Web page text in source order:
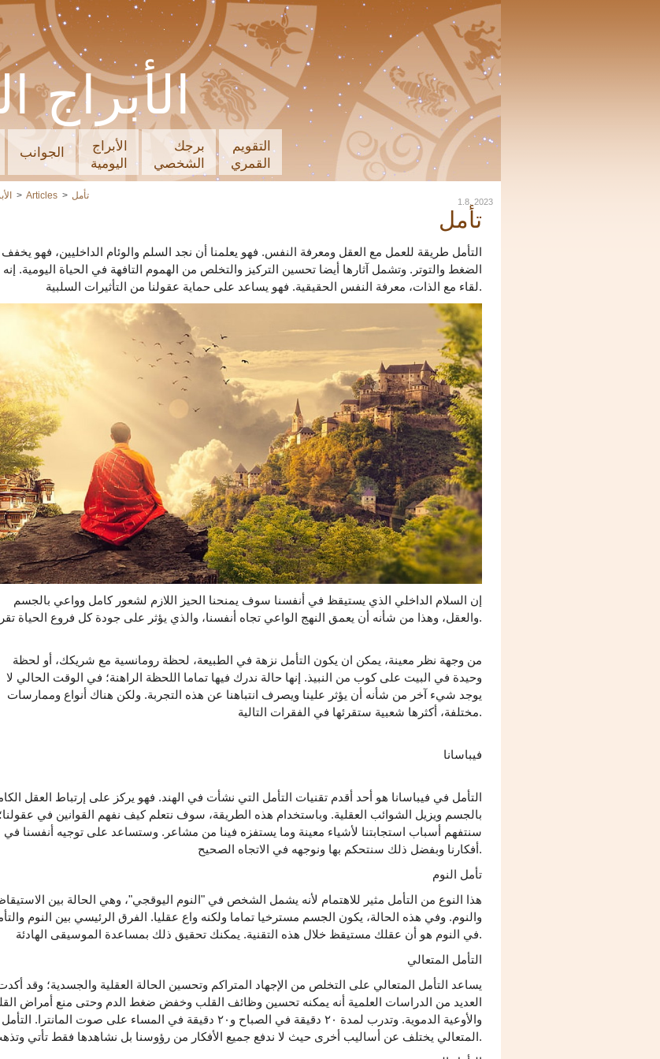
الأبراج
الجوانب
الأبراج
اليومية
برجك
الشخصي
التقويم
القمري
Articles تأمل
1.8. 2023
تأمل
التأمل طريقة للعمل مع العقل ومعرفة النفس. فهو يعلمنا أن نجد السلم والوئام الداخليين، فهو يخفف
الضغط والتوتر. وتشمل آثارها أيضا تحسين التركيز والتخلص من الهموم التافهة في الحياة اليومية. إنه
لقاء مع الذات، معرفة النفس الحقيقية. فهو يساعد على حماية عقولنا من التأثيرات السلبية.
إن السلام الداخلي الذي يستيقظ في أنفسنا سوف يمنحنا الحيز اللازم لشعور كامل وواعي بالجسم
والعقل، وهذا من شأنه أن يعمق النهج الواعي تجاه أنفسنا، والذي يؤثر على جودة كل فروع الحياة تقريبا.
من وجهة نظر معينة، يمكن ان يكون التأمل نزهة في الطبيعة، لحظة رومانسية مع شريكك، أو لحظة
وحيدة في البيت على كوب من النبيذ. إنها حالة ندرك فيها تماما اللحظة الراهنة؛ في الوقت الحالي لا
يوجد شيء آخر من شأنه أن يؤثر علينا ويصرف انتباهنا عن هذه التجربة. ولكن هناك أنواع وممارسات
مختلفة، أكثرها شعبية ستقرئها في الفقرات التالية.
فيباسانا
التأمل في فيباسانا هو أحد أقدم تقنيات التأمل التي نشأت في الهند. فهو يركز على إرتباط العقل
بالجسم ويزيل الشوائب العقلية. وباستخدام هذه الطريقة، سوف نتعلم كيف نفهم القوانين في عقولنا؛
سنتفهم أسباب استجابتنا لأشياء معينة وما يستفزه فينا من مشاعر. وستساعد على توجيه أنفسنا في
أفكارنا وبفضل ذلك سنتحكم بها ونوجهه في الاتجاه الصحيح.
تأمل النوم
هذا النوع من التأمل مثير للاهتمام لأنه يشمل الشخص في "النوم اليوقجي"، وهي الحالة بين
والنوم. وفي هذه الحالة، يكون الجسم مسترخيا تماما ولكنه واع عقليا. الفرق الرئيسي بين النوم
في النوم هو أن عقلك مستيقظ خلال هذه التقنية. يمكنك تحقيق ذلك بمساعدة الموسيقى الهادئة.
التأمل المتعالي
يساعد التأمل المتعالي على التخلص من الإجهاد المتراكم وتحسين الحالة العقلية والجسدية؛ وقد
العديد من الدراسات العلمية أنه يمكنه تحسين وظائف القلب وخفض ضغط الدم وحتى منع أمراض
والأوعية الدموية. وتدرب لمدة ٢٠ دقيقة في الصباح و٢٠ دقيقة في المساء على صوت المانترا. التأمل
المتعالي يختلف عن أساليب أخرى حيث لا ندفع جميع الأفكار من رؤوسنا بل نشاهدها فقط تأتي وتذهب.